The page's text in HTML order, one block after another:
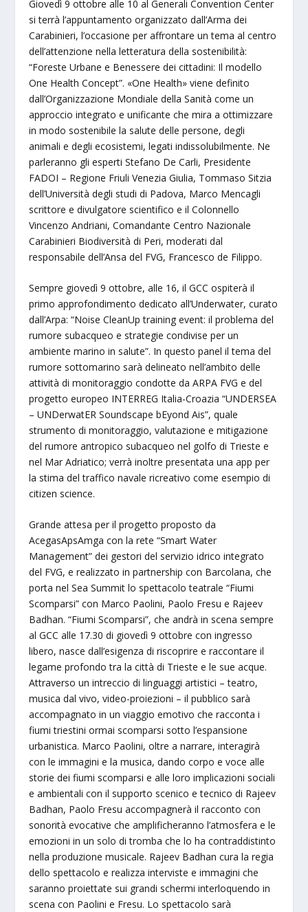
Giovedì 9 ottobre alle 10 al Generali Convention Center
si terrà l’appuntamento organizzato dall’Arma dei
Carabinieri, l’occasione per affrontare un tema al centro
dell’attenzione nella letteratura della sostenibilità:
“Foreste Urbane e Benessere dei cittadini: Il modello
One Health Concept”. «One Health» viene definito
dall’Organizzazione Mondiale della Sanità come un
approccio integrato e unificante che mira a ottimizzare
in modo sostenibile la salute delle persone, degli
animali e degli ecosistemi, legati indissolubilmente. Ne
parleranno gli esperti Stefano De Carli, Presidente
FADOI – Regione Friuli Venezia Giulia, Tommaso Sitzia
dell’Università degli studi di Padova, Marco Mencagli
scrittore e divulgatore scientifico e il Colonnello
Vincenzo Andriani, Comandante Centro Nazionale
Carabinieri Biodiversità di Peri, moderati dal
responsabile dell’Ansa del FVG, Francesco de Filippo.
Sempre giovedì 9 ottobre, alle 16, il GCC ospiterà il
primo approfondimento dedicato all’Underwater, curato
dall’Arpa: “Noise CleanUp training event: il problema del
rumore subacqueo e strategie condivise per un
ambiente marino in salute”. In questo panel il tema del
rumore sottomarino sarà delineato nell’ambito delle
attività di monitoraggio condotte da ARPA FVG e del
progetto europeo INTERREG Italia-Croazia “UNDERSEA
– UNDerwatER Soundscape bEyond Ais”, quale
strumento di monitoraggio, valutazione e mitigazione
del rumore antropico subacqueo nel golfo di Trieste e
nel Mar Adriatico; verrà inoltre presentata una app per
la stima del traffico navale ricreativo come esempio di
citizen science.
Grande attesa per il progetto proposto da
AcegasApsAmga con la rete “Smart Water
Management” dei gestori del servizio idrico integrato
del FVG, e realizzato in partnership con Barcolana, che
porta nel Sea Summit lo spettacolo teatrale “Fiumi
Scomparsi” con Marco Paolini, Paolo Fresu e Rajeev
Badhan. “Fiumi Scomparsi”, che andrà in scena sempre
al GCC alle 17.30 di giovedì 9 ottobre con ingresso
libero, nasce dall’esigenza di riscoprire e raccontare il
legame profondo tra la città di Trieste e le sue acque.
Attraverso un intreccio di linguaggi artistici – teatro,
musica dal vivo, video-proiezioni – il pubblico sarà
accompagnato in un viaggio emotivo che racconta i
fiumi triestini ormai scomparsi sotto l’espansione
urbanistica. Marco Paolini, oltre a narrare, interagirà
con le immagini e la musica, dando corpo e voce alle
storie dei fiumi scomparsi e alle loro implicazioni sociali
e ambientali con il supporto scenico e tecnico di Rajeev
Badhan, Paolo Fresu accompagnerà il racconto con
sonorità evocative che amplificheranno l’atmosfera e le
emozioni in un solo di tromba che lo ha contraddistinto
nella produzione musicale. Rajeev Badhan cura la regia
dello spettacolo e realizza interviste e immagini che
saranno proiettate sui grandi schermi interloquendo in
scena con Paolini e Fresu. Lo spettacolo sarà